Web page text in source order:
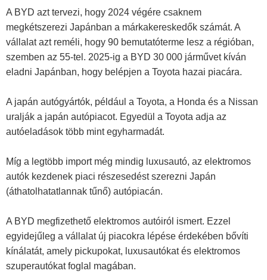
A BYD azt tervezi, hogy 2024 végére csaknem
megkétszerezi Japánban a márkakereskedők számát. A
vállalat azt reméli, hogy 90 bemutatóterme lesz a régióban,
szemben az 55-tel. 2025-ig a BYD 30 000 járművet kíván
eladni Japánban, hogy belépjen a Toyota hazai piacára.
A japán autógyártók, például a Toyota, a Honda és a Nissan
uralják a japán autópiacot. Egyedül a Toyota adja az
autóeladások több mint egyharmadát.
Míg a legtöbb import még mindig luxusautó, az elektromos
autók kezdenek piaci részesedést szerezni Japán
(áthatolhatatlannak tűnő) autópiacán.
A BYD megfizethető elektromos autóiról ismert. Ezzel
egyidejűleg a vállalat új piacokra lépése érdekében bővíti
kínálatát, amely pickupokat, luxusautókat és elektromos
szuperautókat foglal magában.